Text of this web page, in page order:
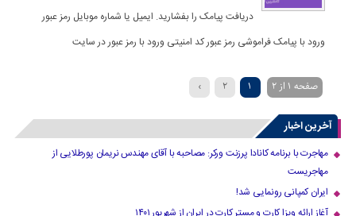
دریافت پیامک را بفشارید. ایمیل یا شماره موبایل رمز عبور
ورود با پیامک فراموشی رمز عبور کد امنیتی ورود با رمز عبور در سایت
صفحه 1 از 2 1
2
›
آخرین اخبار
مهاجرت با برنامه کانادا پرزنت ورکر: مصاحبه با آقای مهندس نریمان پورطلایی از
مهاجریست
ایران کمپانی رونمایی شد!
آغاز ارائه ویزا کارت و مستر کارت در ایران از شهریور ۱۴۰۱